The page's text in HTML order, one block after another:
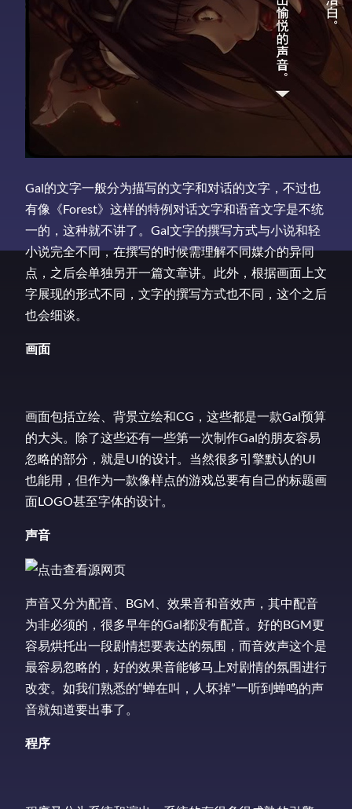
Gal的文字一般分为描写的文字和对话的文字，不过也
有像《Forest》这样的特例对话文字和语音文字是不统
一的，这种就不讲了。Gal文字的撰写方式与小说和轻
小说完全不同，在撰写的时候需理解不同媒介的异同
点，之后会单独另开一篇文章讲。此外，根据画面上文
字展现的形式不同，文字的撰写方式也不同，这个之后
也会细谈。
画面
画面包括立绘、背景立绘和CG，这些都是一款Gal预算
的大头。除了这些还有一些第一次制作Gal的朋友容易
忽略的部分，就是UI的设计。当然很多引擎默认的UI
也能用，但作为一款像样点的游戏总要有自己的标题画
面LOGO甚至字体的设计。
声音
声音又分为配音、BGM、效果音和音效声，其中配音
为非必须的，很多早年的Gal都没有配音。好的BGM更
容易烘托出一段剧情想要表达的氛围，而音效声这个是
最容易忽略的，好的效果音能够马上对剧情的氛围进行
改变。如我们熟悉的“蝉在叫，人坏掉”一听到蝉鸣的声
音就知道要出事了。
程序